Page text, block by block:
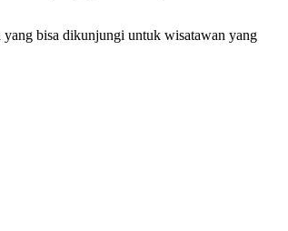
yang bisa dikunjungi untuk wisatawan yang